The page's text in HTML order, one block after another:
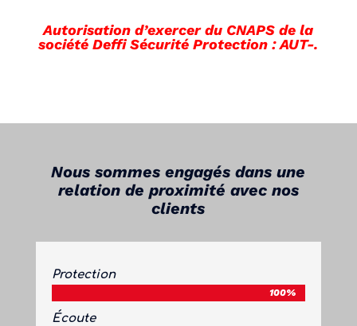
Autorisation d’exercer du CNAPS de la
société Deffi Sécurité Protection : AUT-.
Nous sommes engagés dans une
relation de proximité avec nos
clients
Protection
100%
100%
Écoute